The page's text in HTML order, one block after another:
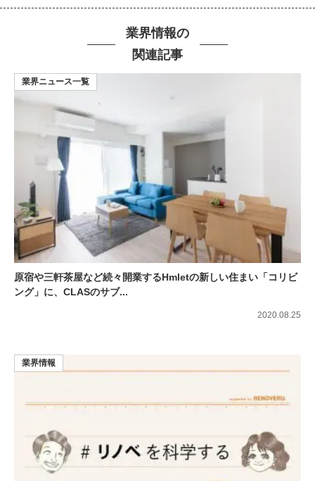
業界情報の
関連記事
原宿や三軒茶屋など続々開業するHmletの新しい住まい「コリビ
ング」に、CLASのサブ...
業界ニュース一覧
2020.08.25
業界情報